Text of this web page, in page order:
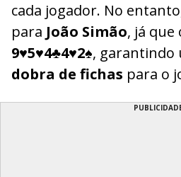
cada jogador. No
para João Simão, já que
9♥5♥4♣4♥2♠, garantindo
dobra de fichas para o